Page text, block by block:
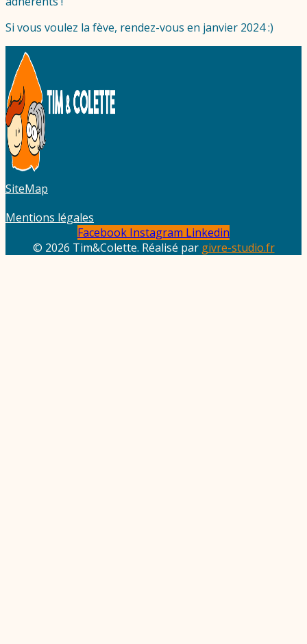
Si vous voulez la fève, rendez-vous en janvier 2024 :)
SiteMap
Mentions légales
Facebook Instagram Linkedin
© 2026 Tim&Colette. Réalisé par givre-studio.fr